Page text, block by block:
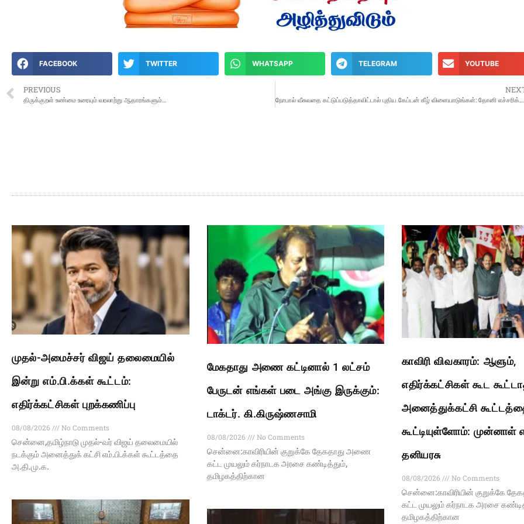
FACEBOOK TWITTER WHATSAPP TELEGRAM YOUTUBE
PREVIOUS
திருக்குறள் உண்மை உரையும் வரலாற்று ஆதாரங்களும்…
முதல்-அமைச்சர் விஜய் தலைமையில்
இன்று எம்.பி.க்கள் கூட்டம்:
எதிர்க்கட்சிகள் புறக்கணிப்பு
08/08/2026
No Comments
சென்னை,தமிழ்நாடு முதல்-வர் விஜய் தலைமையில்
நடக்கும் அனைத்துக் கட்சி எம்.பி.க்கள் கூட்டத்தை
அ.தி.மு.க.
மேகதாது அணை கட்டினால் 1 லட்சம்
பேருடன் எங்கள் படை அங்கு இருக்கும்:
டாக்டர். கி.கிருஷ்ணசாமி
08/08/2026
No Comments
சென்னை:காவிரியின் குறுக்கே தேகதாது அணை
கட்ட முயலும் கர்நாடக அரசை கண்டித்தும்,
தமிழகத்திற்கான
காவிரி விவகாரம்: ஆளும்,
எதிர்க்கட்சிகள் கூட
அனைத்துக்கட்சி
கூட்டியுள்ளோம்: முன்னாள்
தனியரசு
08/08/2026
No Comments
சென்னை:காவிரியின் குறுக்கே
கட்ட முயலும் கர்நாடக அரசை
தமிழகத்திற்கான